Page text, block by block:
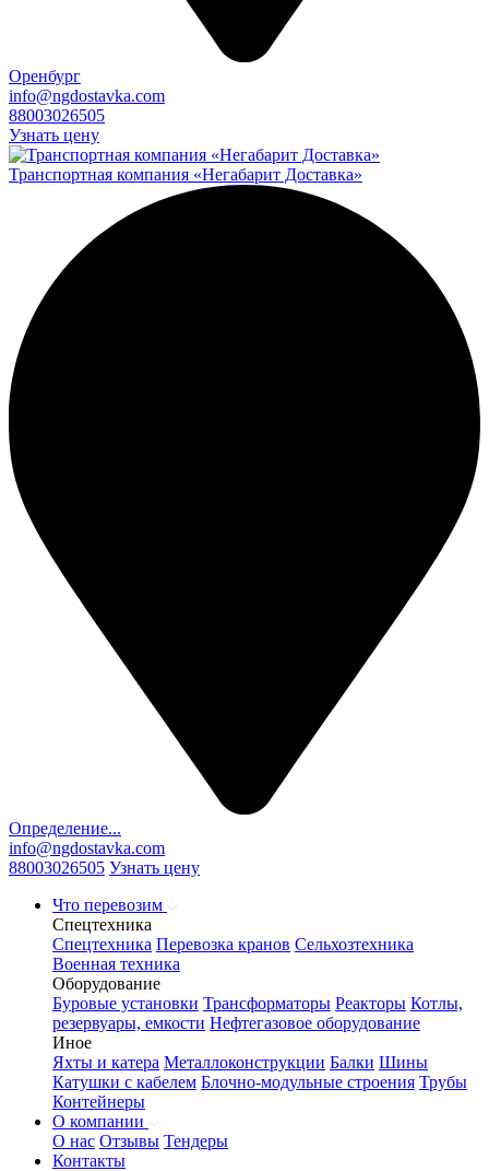
Оренбург
info@ngdostavka.com
88003026505
Узнать цену
Транспортная компания «Негабарит Доставка»
Определение...
info@ngdostavka.com
88003026505 Узнать цену
Что перевозим
Спецтехника
Спецтехника Перевозка кранов Сельхозтехника
Военная техника
Оборудование
Буровые установки Трансформаторы Реакторы Котлы,
резервуары, емкости Нефтегазовое оборудование
Иное
Яхты и катера Металлоконструкции Балки Шины
Катушки с кабелем Блочно-модульные строения Трубы
Контейнеры
О компании
О нас Отзывы Тендеры
Контакты